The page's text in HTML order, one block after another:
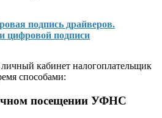
подпись драйверов.
цифровой подписи
кабинет налогоплательщик
способами:
посещении УФНС